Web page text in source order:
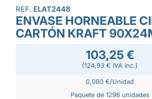
REF. ELAT2448
ENVASE HORNEABLE
CARTÓN KRAFT
103,25 €
(124,93 € IVA inc.)
0,080 €/Unidad
Paquete de 1296 unidades